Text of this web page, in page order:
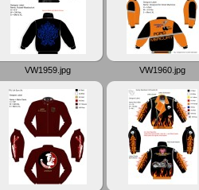
VW1959.jpg VW1960.jpg